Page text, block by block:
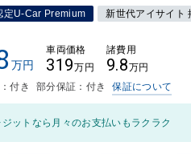
定U-Car Premium 新世代アイサイト
万円
車両価格
319万円
諸費用
9.8万円
付き 部分保証：付き 保証について
ットなら月々のお支払いもラクラク